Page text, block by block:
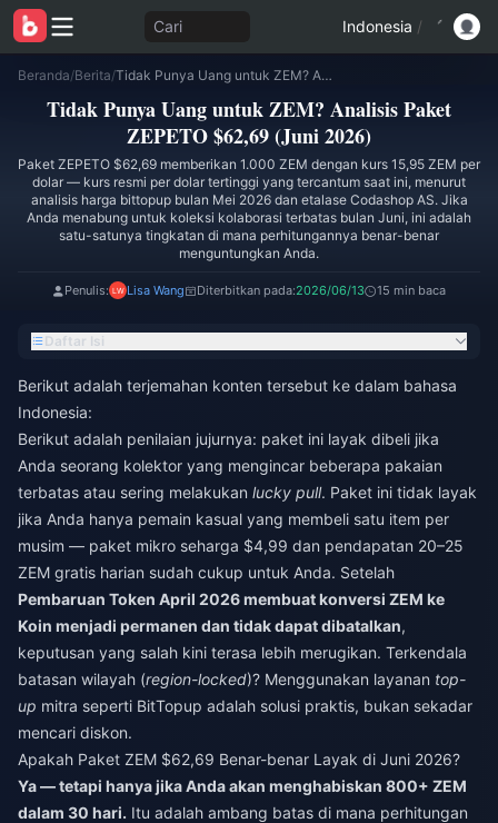
Cari Indonesia /
Beranda/Berita/ Tidak Punya Uang untuk ZEM? Analisis Paket ZEPETO $62,69 (Juni 2026)
Tidak Punya Uang untuk ZEM? Analisis Paket
ZEPETO $62,69 (Juni 2026)
Paket ZEPETO $62,69 memberikan 1.000 ZEM dengan kurs 15,95 ZEM per
dolar — kurs resmi per dolar tertinggi yang tercantum saat ini, menurut
analisis harga bittopup bulan Mei 2026 dan etalase Codashop AS. Jika
Anda menabung untuk koleksi kolaborasi terbatas bulan Juni, ini adalah
satu-satunya tingkatan di mana perhitungannya benar-benar
menguntungkan Anda.
Penulis: Lisa Wang Diterbitkan pada:2026/06/13 15 min baca
Daftar Isi
Berikut adalah terjemahan konten tersebut ke dalam bahasa
Indonesia:
Berikut adalah penilaian jujurnya: paket ini layak dibeli jika
Anda seorang kolektor yang mengincar beberapa pakaian
terbatas atau sering melakukan lucky pull. Paket ini tidak layak
jika Anda hanya pemain kasual yang membeli satu item per
musim — paket mikro seharga $4,99 dan pendapatan 20–25
ZEM gratis harian sudah cukup untuk Anda. Setelah
Pembaruan Token April 2026 membuat konversi ZEM ke
Koin menjadi permanen dan tidak dapat dibatalkan,
keputusan yang salah kini terasa lebih merugikan. Terkendala
batasan wilayah (region-locked)? Menggunakan layanan top-
up mitra seperti BitTopup adalah solusi praktis, bukan sekadar
mencari diskon.
Apakah Paket ZEM $62,69 Benar-benar Layak di Juni 2026?
Ya — tetapi hanya jika Anda akan menghabiskan 800+ ZEM
dalam 30 hari. Itu adalah ambang batas di mana perhitungan